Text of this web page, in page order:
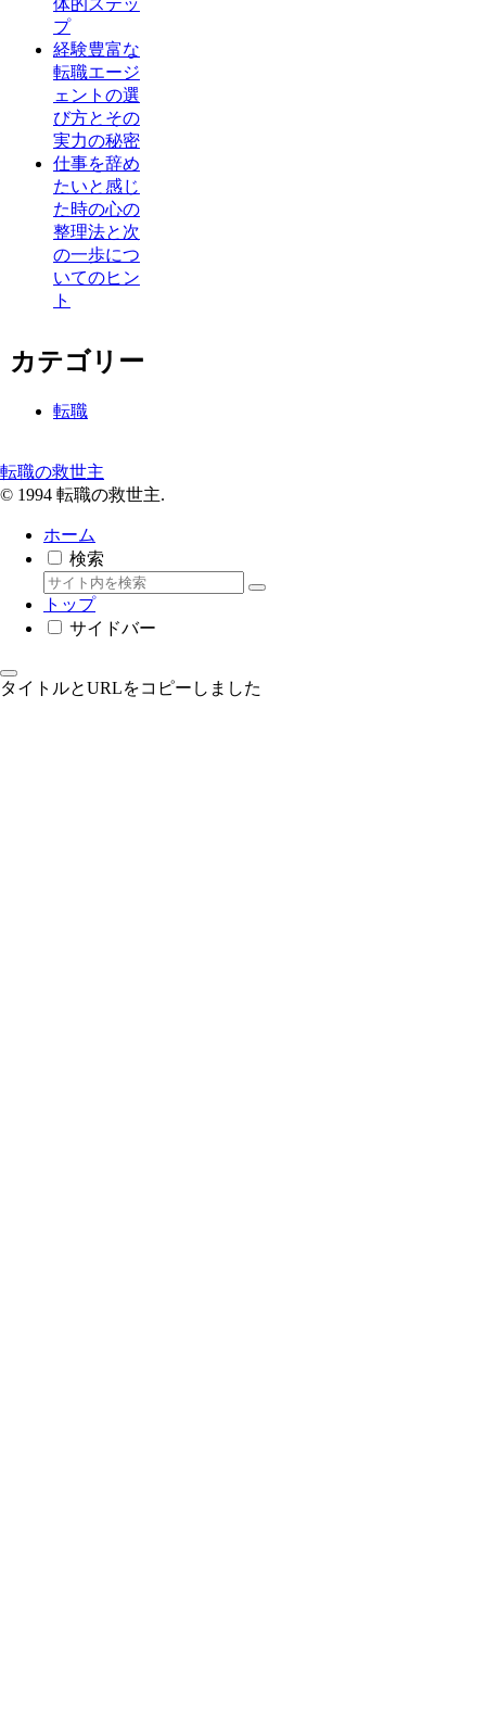
プ
経験豊富な
転職エージ
ェントの選
び方とその
実力の秘密
仕事を辞め
たいと感じ
た時の心の
整理法と次
の一歩につ
いてのヒン
ト
カテゴリー
転職
転職の救世主
© 1994 転職の救世主.
ホーム
検索
トップ
サイドバー
タイトルとURLをコピーしました